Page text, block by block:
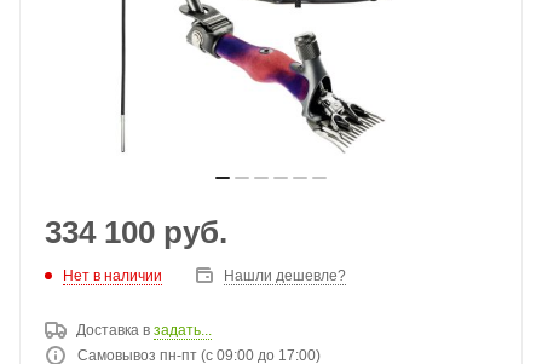
334 100 руб.
Нет в наличии Нашли дешевле?
Доставка в задать...
Самовывоз пн-пт (с 09:00 до 17:00)